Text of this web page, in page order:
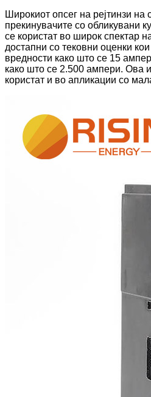
Широкиот опсег на рејтинзи на
прекинувачите со обликувани
се користат во широк спектар
достапни со тековни оценки
вредности како што се 15
како што се 2.500 ампери. Ова
користат и во апликации со